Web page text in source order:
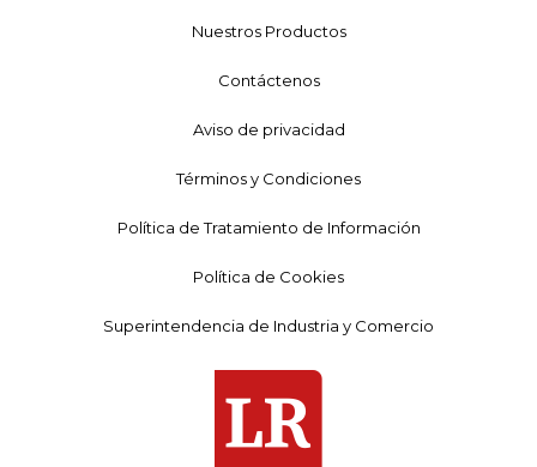
Nuestros Productos
Contáctenos
Aviso de privacidad
Términos y Condiciones
Política de Tratamiento de Información
Política de Cookies
Superintendencia de Industria y Comercio